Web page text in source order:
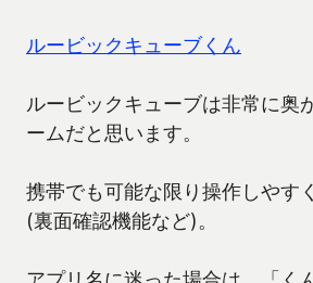
ルービックキューブくん
ルービックキューブは非常に奥
ームだと思います。
携帯でも可能な限り操作しやす
(裏面確認機能など)。